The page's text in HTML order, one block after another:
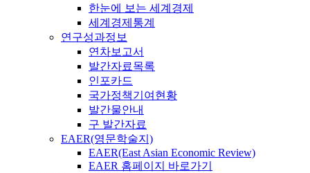
한눈에 보는 세계경제
세계경제통계
연구성과정보
연차보고서
발간자료목록
인포카드
국가정책기여현황
발간물안내
구 발간자료
EAER(영문학술지)
EAER(East Asian Economic Review)
EAER 홈페이지 바로가기